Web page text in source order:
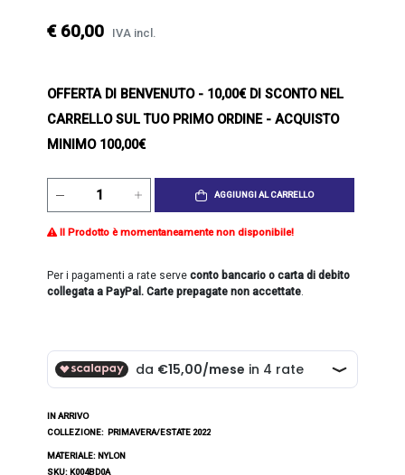
€ 60,00 IVA incl.
OFFERTA DI BENVENUTO- 10,00€ DI SCONTO NEL
CARRELLO SUL TUO PRIMO ORDINE - ACQUISTO
MINIMO 100,00€
AGGIUNGI AL CARRELLO
Il Prodotto è momentaneamente non disponibile!
Per i pagamenti a rate serveconto bancario o carta di debito
collegata a PayPal. Carte prepagate non accettate.
IN ARRIVO
COLLEZIONE: PRIMAVERA/ESTATE 2022
MATERIALE: NYLON
SKU: K004BD0A